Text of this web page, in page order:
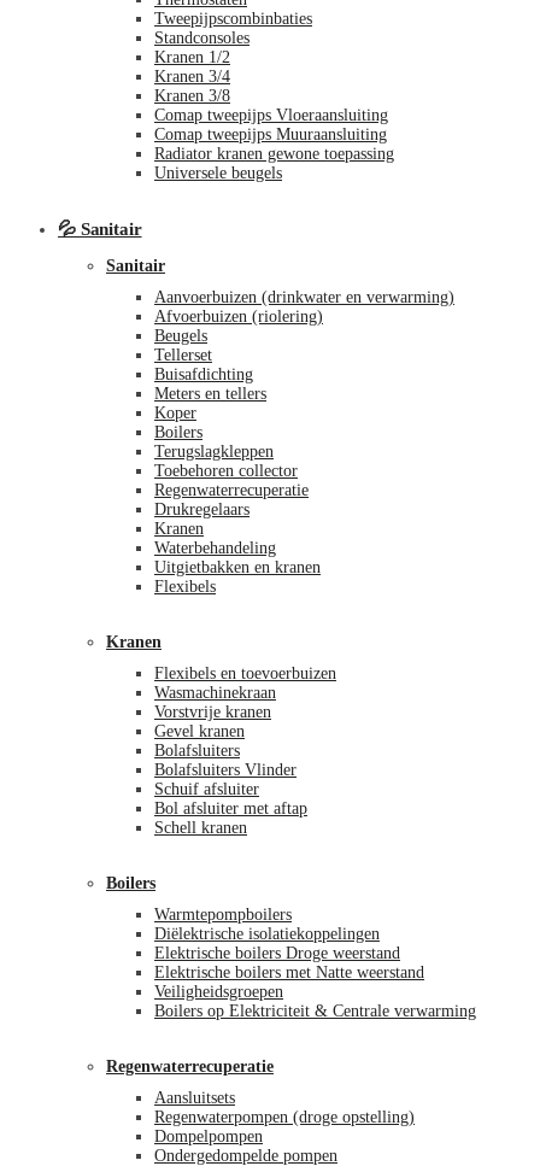
Tweepijpscombinbaties
Standconsoles
Kranen 1/2
Kranen 3/4
Kranen 3/8
Comap tweepijps Vloeraansluiting
Comap tweepijps Muuraansluiting
Radiator kranen gewone toepassing
Universele beugels
💦 Sanitair
Sanitair
Aanvoerbuizen (drinkwater en verwarming)
Afvoerbuizen (riolering)
Beugels
Tellerset
Buisafdichting
Meters en tellers
Koper
Boilers
Terugslagkleppen
Toebehoren collector
Regenwaterrecuperatie
Drukregelaars
Kranen
Waterbehandeling
Uitgietbakken en kranen
Flexibels
Kranen
Flexibels en toevoerbuizen
Wasmachinekraan
Vorstvrije kranen
Gevel kranen
Bolafsluiters
Bolafsluiters Vlinder
Schuif afsluiter
Bol afsluiter met aftap
Schell kranen
Boilers
Warmtepompboilers
Diëlektrische isolatiekoppelingen
Elektrische boilers Droge weerstand
Elektrische boilers met Natte weerstand
Veiligheidsgroepen
Boilers op Elektriciteit & Centrale verwarming
Regenwaterrecuperatie
Aansluitsets
Regenwaterpompen (droge opstelling)
Dompelpompen
Ondergedompelde pompen